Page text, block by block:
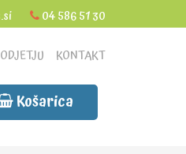
04 586 51 30
KONTAKT
Košarica